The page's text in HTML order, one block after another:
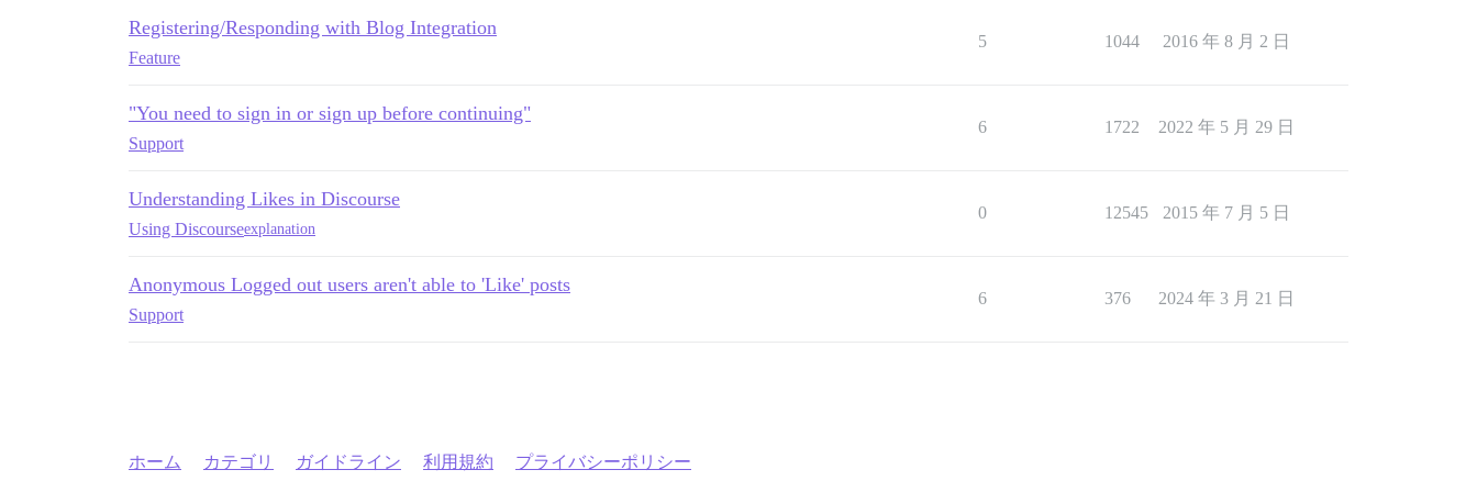
Registering/Responding with Blog Integration
Feature
5 1044 2016 年 8 月 2 日
"You need to sign in or sign up before continuing"
Support
6 1722 2022 年 5 月 29 日
Understanding Likes in Discourse
Using Discourseexplanation
0 12545 2015 年 7 月 5 日
Anonymous Logged out users aren't able to 'Like' posts
Support
6 376 2024 年 3 月 21 日
ホーム カテゴリ ガイドライン 利用規約 プライバシーポリシー